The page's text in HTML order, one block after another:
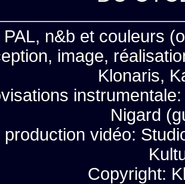
PAL, n&b et couleurs
image,
Klonaris,
Nigard
production vidéo:
Copyright: